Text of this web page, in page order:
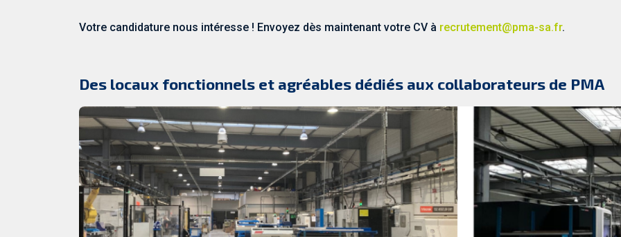
Votre candidature nous intéresse ! Envoyez dès maintenant votre CV à recrutement@pma-sa.fr.
Des locaux fonctionnels et agréables dédiés aux collaborateurs de PMA